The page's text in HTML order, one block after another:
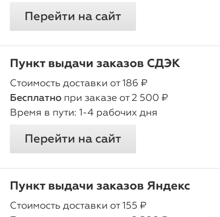
Перейти на сайт
Пункт выдачи заказов СДЭК
oт 186 ₽
Бесплатно при заказе от 2 500 ₽
1-4 рабочих дня
Перейти на сайт
Пункт выдачи заказов Яндекс
oт 155 ₽